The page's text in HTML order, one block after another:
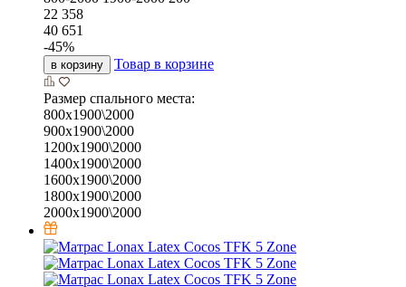
22 358
40 651
-45%
в корзину Товар в корзине
Размер спального места:
800х1900\2000
900х1900\2000
1200х1900\2000
1400х1900\2000
1600х1900\2000
1800х1900\2000
2000х1900\2000